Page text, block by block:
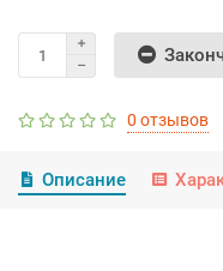
0 отзывов
Описание